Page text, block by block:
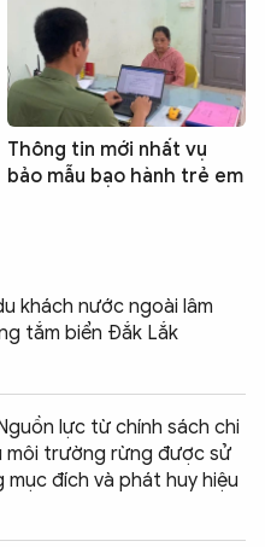
Thông tin mới nhất vụ
bảo mẫu bạo hành trẻ em
khách nước ngoài lâm
tắm biển Đắk Lắk
lực từ chính sách chi
môi trường rừng được sử
mục đích và phát huy hiệu